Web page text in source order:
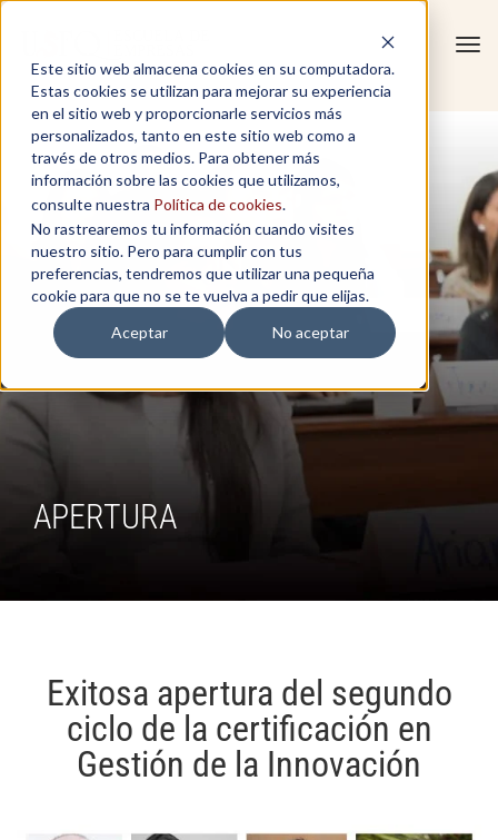
Este sitio web almacena cookies en su computadora.
Estas cookies se utilizan para mejorar su experiencia
en el sitio web y proporcionarle servicios más
personalizados, tanto en este sitio web como a
través de otros medios. Para obtener más
información sobre las cookies que utilizamos,
consulte nuestra Política de cookies.
No rastrearemos tu información cuando visites
nuestro sitio. Pero para cumplir con tus
preferencias, tendremos que utilizar una pequeña
cookie para que no se te vuelva a pedir que elijas.
Aceptar
No aceptar
APERTURA
Exitosa apertura del segundo
ciclo de la certificación en
Gestión de la Innovación